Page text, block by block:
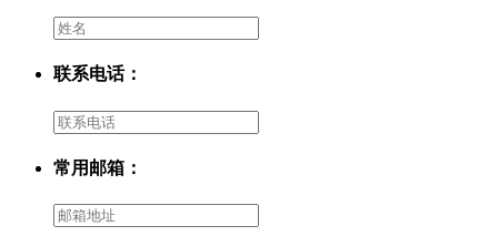
联系电话：
常用邮箱：